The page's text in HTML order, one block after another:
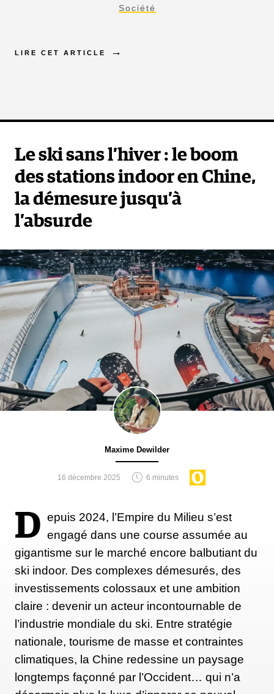
Société
LIRE CET ARTICLE
Le ski sans l’hiver : le boom
des stations indoor en Chine,
la démesure jusqu’à
l’absurde
Maxime Dewilder
16 décembre 2025 6 minutes
D epuis 2024, l’Empire du Milieu s’est
engagé dans une course assumée au
gigantisme sur le marché encore balbutiant du
ski indoor. Des complexes démesurés, des
investissements colossaux et une ambition
claire : devenir un acteur incontournable de
l’industrie mondiale du ski. Entre stratégie
nationale, tourisme de masse et contraintes
climatiques, la Chine redessine un paysage
longtemps façonné par l’Occident… qui n’a